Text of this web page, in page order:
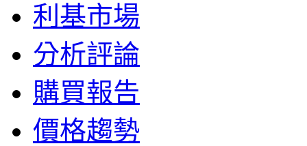
利基市場
分析評論
購買報告
價格趨勢